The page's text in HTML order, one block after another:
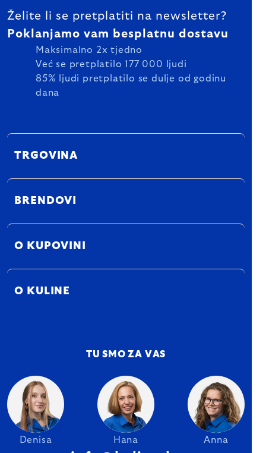
Želite li se pretplatiti na newsletter?
Poklanjamo vam besplatnu dostavu
Maksimalno 2x tjedno
Već se pretplatilo 177 000 ljudi
85% ljudi pretplatilo se dulje od godinu
dana
TRGOVINA
BRENDOVI
O KUPOVINI
O KULINE
TU SMO ZA VAS
Denisa Hana Anna